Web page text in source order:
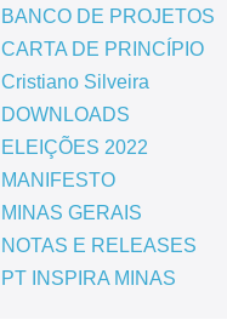
BANCO DE PROJETOS
CARTA DE PRINCÍPIO
Cristiano Silveira
DOWNLOADS
ELEIÇÕES 2022
MANIFESTO
MINAS GERAIS
NOTAS E RELEASES
PT INSPIRA MINAS